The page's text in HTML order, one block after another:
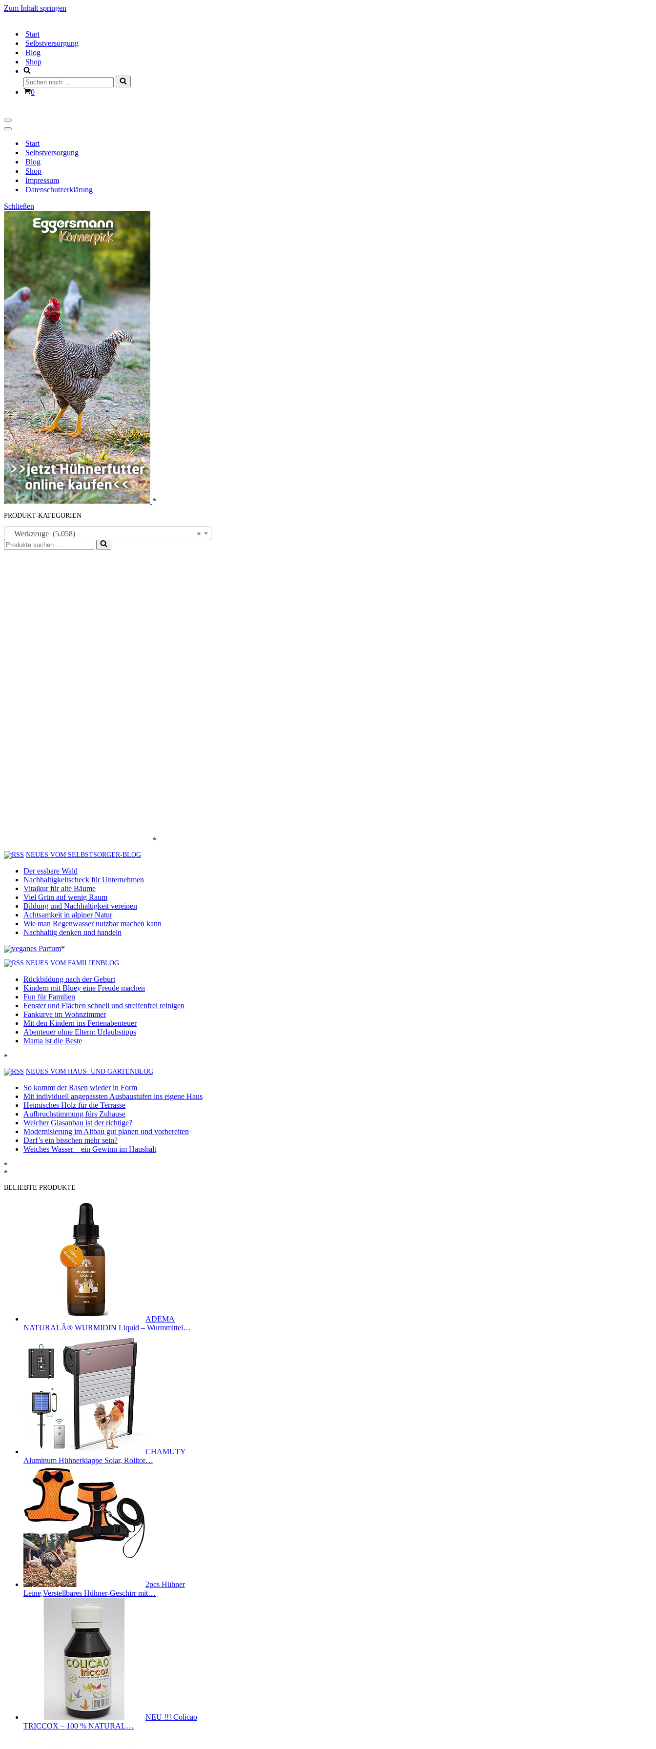
Zum Inhalt springen
Start
Selbstversorgung
Blog
Shop
Suchen
nach …
Warenkorb
0
Navigationsmenü
Navigationsmenü
Start
Selbstversorgung
Blog
Shop
Impressum
Datenschutzerklärung
Schließen
*
PRODUKT-KATEGORIEN
×
Werkzeuge (5.058)
Suchen
nach …
*
NEUES VOM SELBSTSORGER-BLOG
Der essbare Wald
Nachhaltigkeitscheck für Unternehmen
Vitalkur für alte Bäume
Viel Grün auf wenig Raum
Bildung und Nachhaltigkeit vereinen
Achtsamkeit in alpiner Natur
Wie man Regenwasser nutzbar machen kann
Nachhaltig denken und handeln
*
NEUES VOM FAMILIENBLOG
Rückbildung nach der Geburt
Kindern mit Bluey eine Freude machen
Fun für Familien
Fenster und Flächen schnell und streifenfrei reinigen
Fankurve im Wohnzimmer
Mit den Kindern ins Ferienabenteuer
Abenteuer ohne Eltern: Urlaubstipps
Mama ist die Beste
*
NEUES VOM HAUS- UND GARTENBLOG
So kommt der Rasen wieder in Form
Mit individuell angepassten Ausbaustufen ins eigene Haus
Heimisches Holz für die Terrasse
Aufbruchstimmung fürs Zuhause
Welcher Glasanbau ist der richtige?
Modernisierung im Altbau gut planen und vorbereiten
Darf’s ein bisschen mehr sein?
Weiches Wasser – ein Gewinn im Haushalt
*
*
BELIEBTE PRODUKTE
ADEMA
NATURALÂ® WURMIDIN Liquid – Wurmmittel…
CHAMUTY
Aluminum Hühnerklappe Solar, Rolltor…
2pcs Hühner
Leine,Verstellbares Hühner-Geschirr mit…
NEU !!! Colicao
TRICCOX – 100 % NATURAL…